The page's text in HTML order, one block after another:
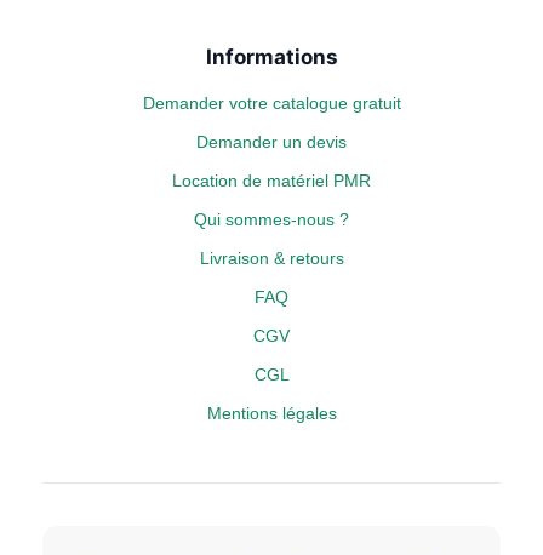
Informations
Demander votre catalogue gratuit
Demander un devis
Location de matériel PMR
Qui sommes-nous ?
Livraison & retours
FAQ
CGV
CGL
Mentions légales